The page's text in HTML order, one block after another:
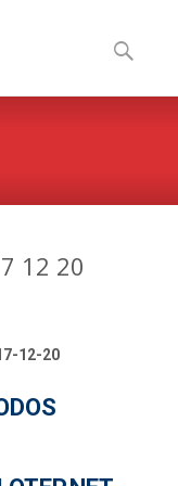
to
content
por:
12 20
12-20